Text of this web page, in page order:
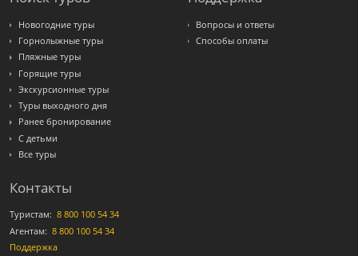
Новогодние туры
Горнолыжные туры
Пляжные туры
Горящие туры
Экскурсионные туры
Туры выходного дня
Ранее бронирование
С детьми
Все туры
Вопросы и ответы
Способы оплаты
Контакты
Туристам: 8 800 100 54 34
Агентам: 8 800 100 54 34
Поддержка